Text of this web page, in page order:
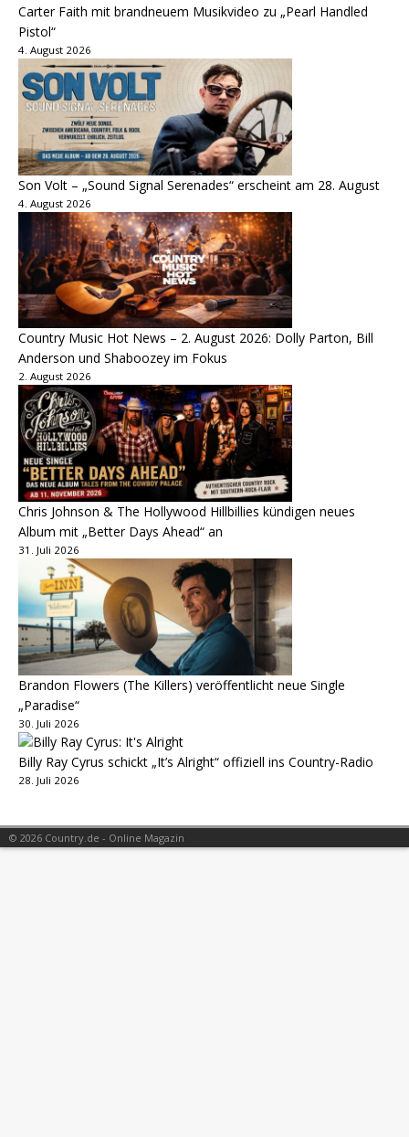
Carter Faith mit brandneuem Musikvideo zu „Pearl Handled
Pistol“
4. August 2026
Son Volt – „Sound Signal Serenades“ erscheint am 28. August
4. August 2026
Country Music Hot News – 2. August 2026: Dolly Parton, Bill
Anderson und Shaboozey im Fokus
2. August 2026
Chris Johnson & The Hollywood Hillbillies kündigen neues
Album mit „Better Days Ahead“ an
31. Juli 2026
Brandon Flowers (The Killers) veröffentlicht neue Single
„Paradise“
30. Juli 2026
Billy Ray Cyrus schickt „It’s Alright“ offiziell ins Country-Radio
28. Juli 2026
© 2026 Country.de - Online Magazin